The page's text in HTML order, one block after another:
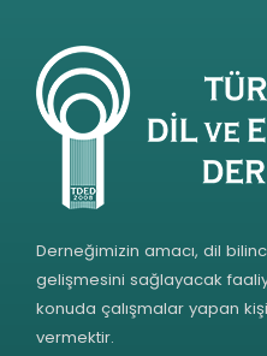
Derneğimizin amacı, dil
gelişmesini sağlayacak
konuda çalışmalar yapan
vermektir.